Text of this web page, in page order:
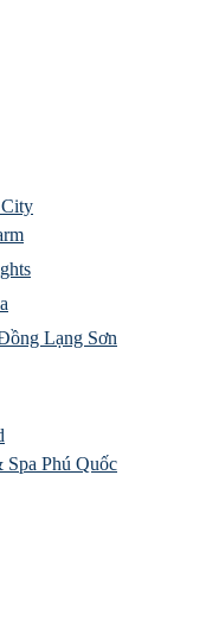
Lạng Sơn
Spa Phú Quốc